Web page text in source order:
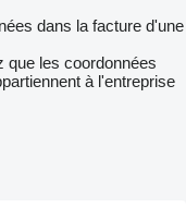
dans la facture d'une
que les coordonnées
à l'entreprise